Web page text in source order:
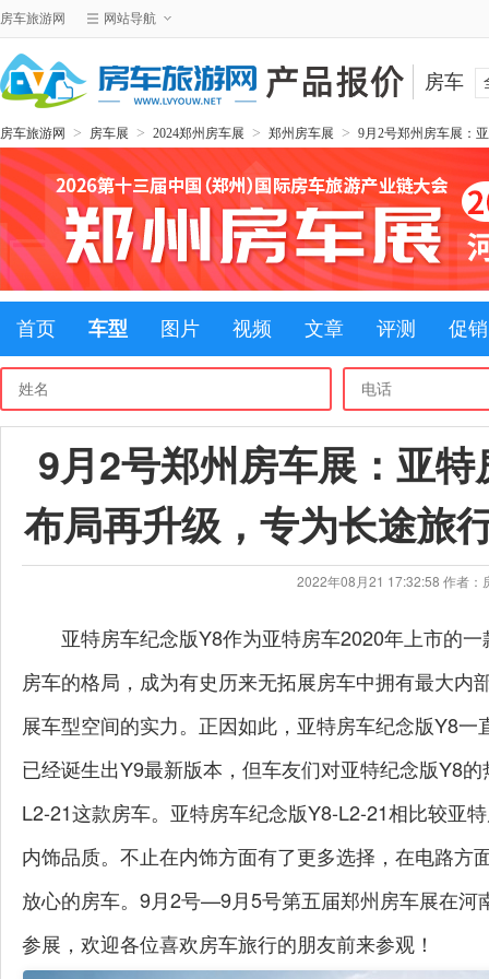
房车旅游网 网站导航
房车
房车旅游网 > 房车展 > 2024郑州房车展 > 郑州房车展 > 9月2号郑州房车展：
首页 车型 图片 视频 文章 评测 促销
9月2号郑州房车展：亚
布局再升级，专为长途旅
2022年08月21 17:32:58 作者：
亚特房车纪念版Y8作为亚特房车2020年上市的
房车的格局，成为有史历来无拓展房车中拥有最大
展车型空间的实力。正因如此，亚特房车纪念版Y8
已经诞生出Y9最新版本，但车友们对亚特纪念版Y8
L2-21这款房车。亚特房车纪念版Y8-L2-21相比较亚
内饰品质。不止在内饰方面有了更多选择，在电路
放心的房车。9月2号—9月5号第五届郑州房车展在
参展，欢迎各位喜欢房车旅行的朋友前来参观！